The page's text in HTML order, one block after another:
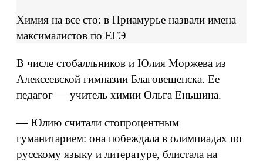
Химия на все сто: в Приамурье назвали имена
максималистов по ЕГЭ
В числе стобалльников и Юлия Моржева из
Алексеевской гимназии Благовещенска. Ее
педагог — учитель химии Ольга Еньшина.
— Юлию считали стопроцентным
гуманитарием: она побеждала в олимпиадах по
русскому языку и литературе, блистала на